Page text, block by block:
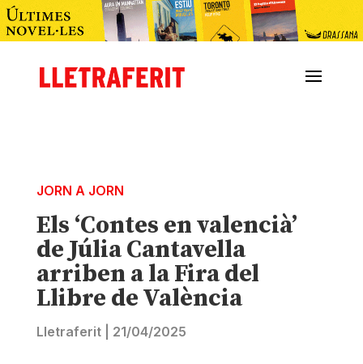
JORN A JORN
Els ‘Contes en valencià’
de Júlia Cantavella
arriben a la Fira del
Llibre de València
Lletraferit| 21/04/2025